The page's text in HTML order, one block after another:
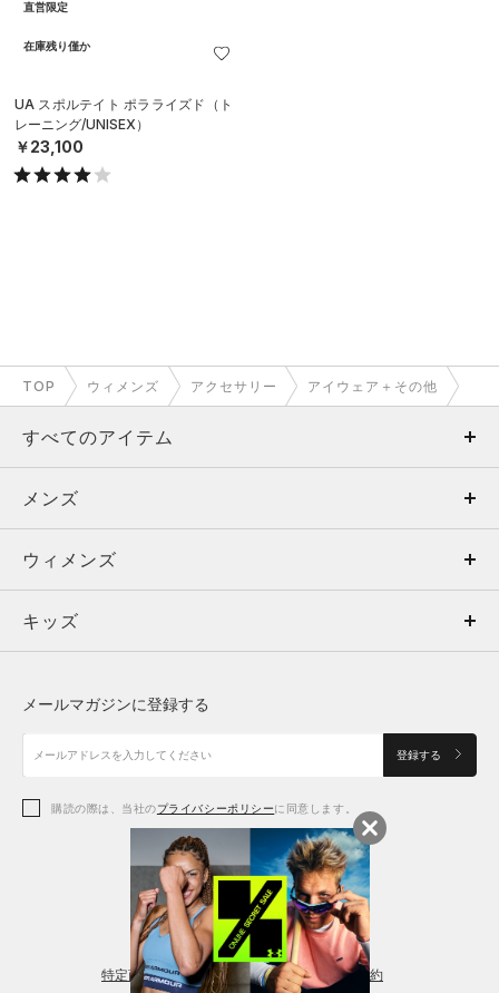
直営限定
在庫残り僅か
UA スポルテイト ポラライズド（ト
レーニング/UNISEX）
￥23,100
TOP ウィメンズ アクセサリー アイウェア＋その他
すべてのアイテム
メンズ
ウィメンズ
キッズ
アクセサリー
メンズ
トップス
ボトムス
アクセサリー
ウィメンズ
トップス
シューズ
アクセサリー
レギンス＆タイツ
キッズ
シューズ
メールマガジンに登録する
登録する
購読の際は、当社のプライバシーポリシーに同意します。
特定商取引法に基づく通販の表記 会員規約